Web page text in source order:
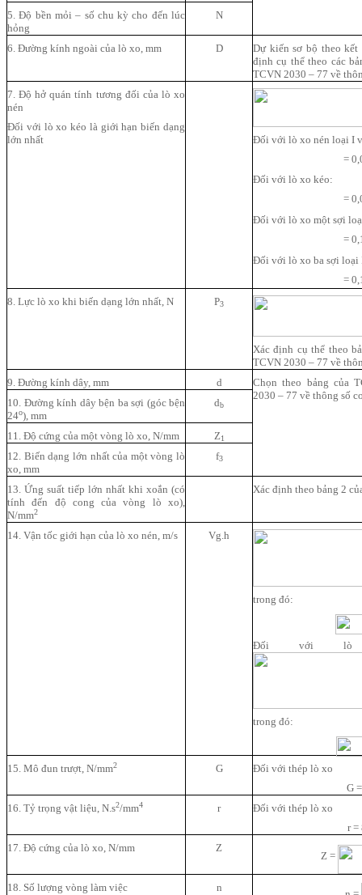
5. Độ bền mỏi – số chu kỳ cho đến lúc
hỏng
N
6. Đường kính ngoài của lò xo, mm D
Dự kiến sơ bộ theo kết
định cụ thể theo các
TCVN 2030 – 77 về
7. Độ hở quán tính tương đối của lò xo
nén
Đối với lò xo kéo là giới hạn biến dạng
lớn nhất
Đối với lò xo nén loại I
=
Đối với lò xo kéo:
=
Đối với lò xo một sợi
=
Đối với lò xo ba sợi loại
=
8. Lực lò xo khi biến dạng lớn nhất, N
P3
Xác định cụ thể theo
TCVN 2030 – 77 về
9. Đường kính dây, mm
d
Chọn theo bảng của
2030 – 77 về thông số
10. Đường kính dây bện ba sợi (góc bện
24o), mm
db
11. Độ cứng của một vòng lò xo, N/mm Z1
12. Biến dạng lớn nhất của một vòng lò
xo, mm
f3
13. Ứng suất tiếp lớn nhất khi xoắn (có
tính đến độ cong của vòng lò xo),
N/mm2
Xác định theo bảng 2
14. Vận tốc giới hạn của lò xo nén, m/s Vg.h
trong đó:
Đối với
trong đó:
15. Mô đun trượt, N/mm2 G
Đối với thép lò xo
G
16. Tỷ trọng vật liệu, N.s2/mm4 r
Đối với thép lò xo
r=
17. Độ cứng của lò xo, N/mm
Z
Z =
18. Số lượng vòng làm việc n